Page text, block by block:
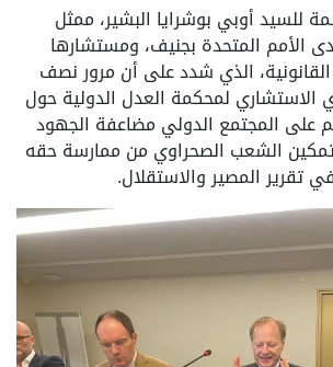
للسيد أوبي بوشرايا البشير، ممثل
الأمم المتحدة بجنيف، ومستشارها
الذي شدد على أن مرور نصف
الاستشاري لمحكمة العدل الدولية حول
على المجتمع الدولي مضاعفة الجهود
الشعب الصحراوي من ممارسة حقه
تقرير المصير والاستقلال.